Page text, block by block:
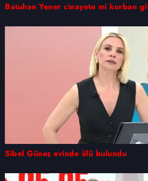
Batuhan Yener cinayete mi kurban
Sibel Güneş evinde ölü bulundu